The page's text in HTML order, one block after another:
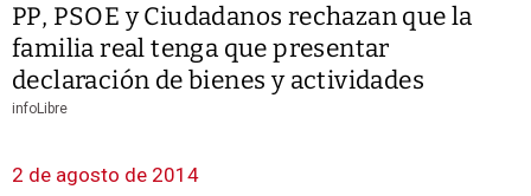
PP, PSOE y Ciudadanos rechazan que la
familia real tenga que presentar
declaración de bienes y actividades
infoLibre
2 de agosto de 2014